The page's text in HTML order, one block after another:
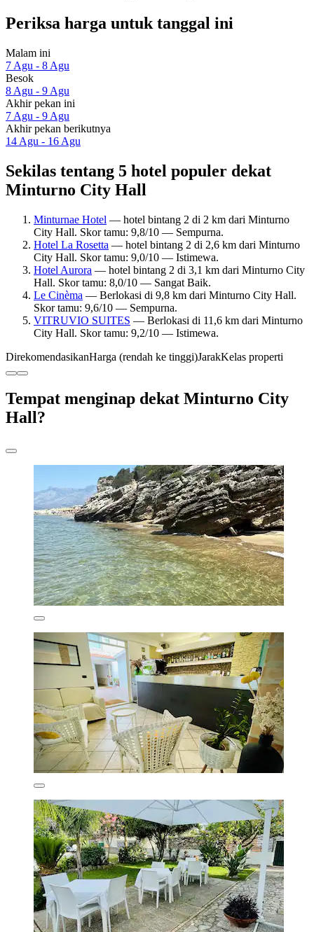
Periksa harga untuk tanggal ini
Malam ini
7 Agu - 8 Agu
Besok
8 Agu - 9 Agu
Akhir pekan ini
7 Agu - 9 Agu
Akhir pekan berikutnya
14 Agu - 16 Agu
Sekilas tentang 5 hotel populer dekat
Minturno City Hall
Minturnae Hotel — hotel bintang 2 di 2 km dari Minturno
City Hall. Skor tamu: 9,8/10 — Sempurna.
Hotel La Rosetta — hotel bintang 2 di 2,6 km dari Minturno
City Hall. Skor tamu: 9,0/10 — Istimewa.
Hotel Aurora — hotel bintang 2 di 3,1 km dari Minturno City
Hall. Skor tamu: 8,0/10 — Sangat Baik.
Le Cinèma — Berlokasi di 9,8 km dari Minturno City Hall.
Skor tamu: 9,6/10 — Sempurna.
VITRUVIO SUITES — Berlokasi di 11,6 km dari Minturno
City Hall. Skor tamu: 9,2/10 — Istimewa.
DirekomendasikanHarga (rendah ke tinggi)JarakKelas properti
Tempat menginap dekat Minturno City
Hall?